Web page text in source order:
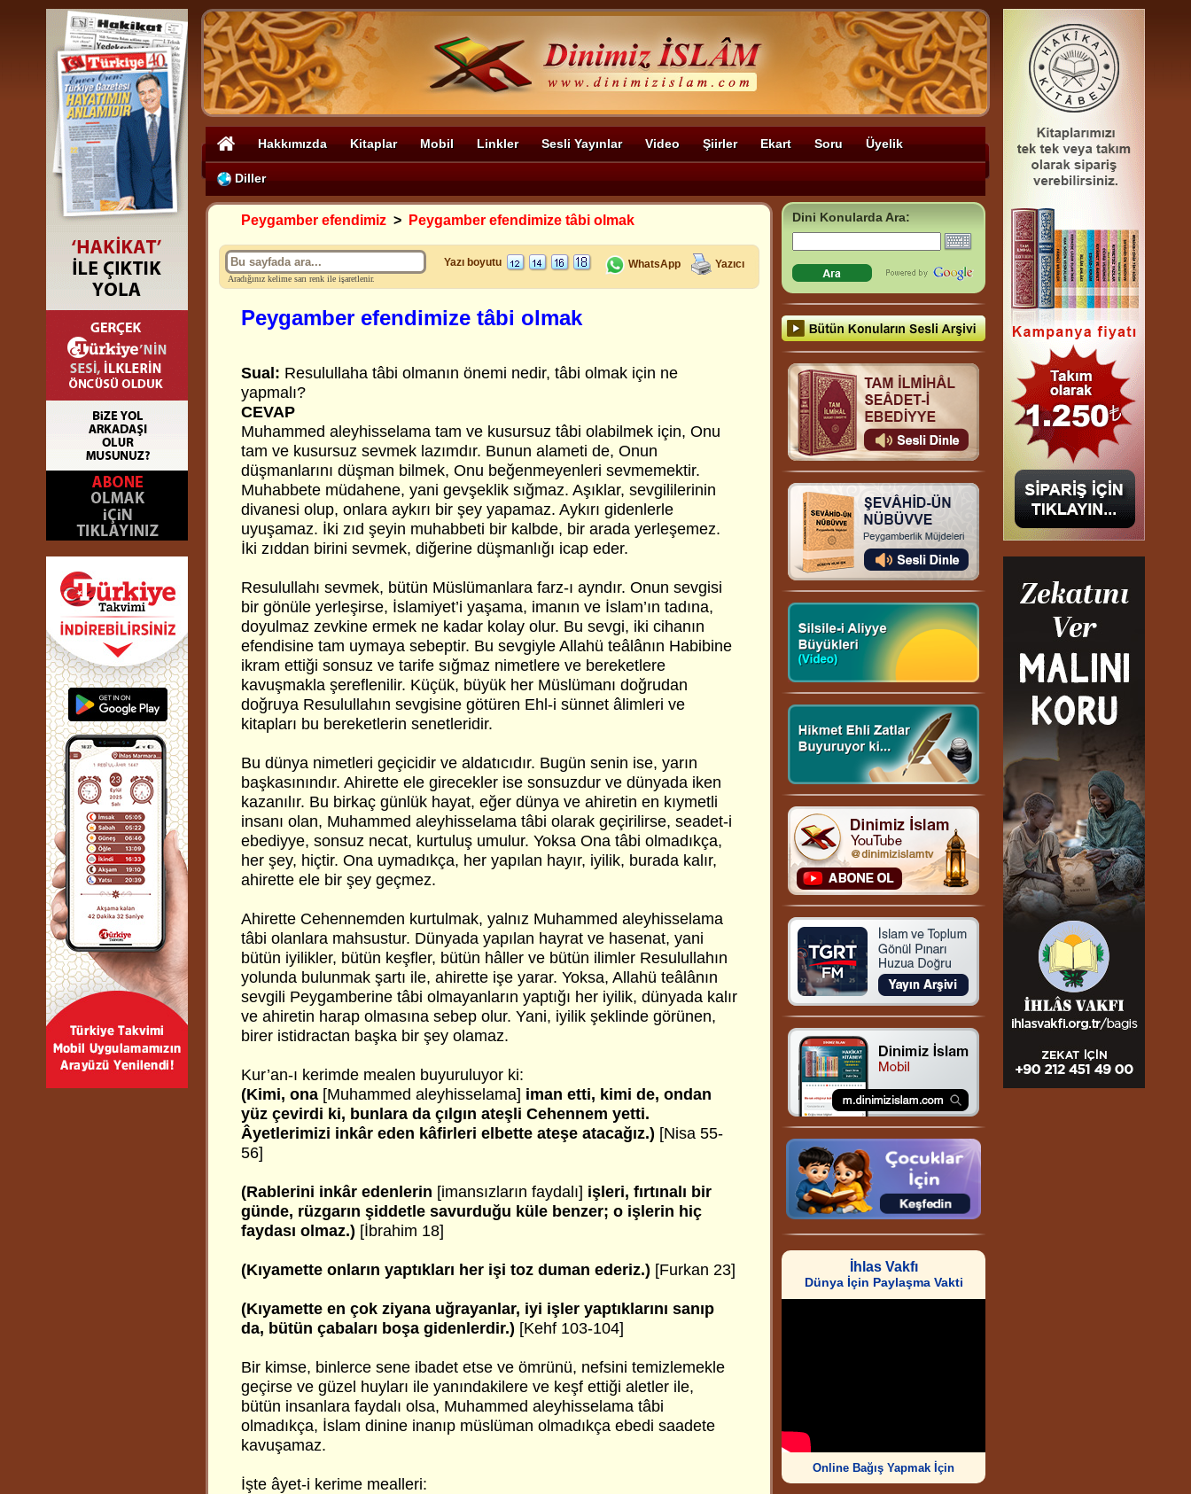
Hakkımızda Kitaplar Mobil Linkler Sesli Yayınlar Video Şiirler Ekart Soru Üyelik
Diller
Peygamber efendimiz > Peygamber efendimize tâbi olmak
Aradığınız kelime sarı renk ile işaretlenir.
Yazı boyutu WhatsApp Yazıcı
Peygamber efendimize tâbi olmak
Sual: Resulullaha tâbi olmanın önemi nedir, tâbi olmak için ne
yapmalı?
CEVAP
Muhammed aleyhisselama tam ve kusursuz tâbi olabilmek için, Onu
tam ve kusursuz sevmek lazımdır. Bunun alameti de, Onun
düşmanlarını düşman bilmek, Onu beğenmeyenleri sevmemektir.
Muhabbete müdahene, yani gevşeklik sığmaz. Aşıklar, sevgililerinin
divanesi olup, onlara aykırı bir şey yapamaz. Aykırı gidenlerle
uyuşamaz. İki zıd şeyin muhabbeti bir kalbde, bir arada yerleşemez.
İki zıddan birini sevmek, diğerine düşmanlığı icap eder.
Resulullahı sevmek, bütün Müslümanlara farz-ı ayndır. Onun sevgisi
bir gönüle yerleşirse, İslamiyet’i yaşama, imanın ve İslam’ın tadına,
doyulmaz zevkine ermek ne kadar kolay olur. Bu sevgi, iki cihanın
efendisine tam uymaya sebeptir. Bu sevgiyle Allahü teâlânın Habibine
ikram ettiği sonsuz ve tarife sığmaz nimetlere ve bereketlere
kavuşmakla şereflenilir. Küçük, büyük her Müslümanı doğrudan
doğruya Resulullahın sevgisine götüren Ehl-i sünnet âlimleri ve
kitapları bu bereketlerin senetleridir.
Bu dünya nimetleri geçicidir ve aldatıcıdır. Bugün senin ise, yarın
başkasınındır. Ahirette ele girecekler ise sonsuzdur ve dünyada iken
kazanılır. Bu birkaç günlük hayat, eğer dünya ve ahiretin en kıymetli
insanı olan, Muhammed aleyhisselama tâbi olarak geçirilirse, seadet-i
ebediyye, sonsuz necat, kurtuluş umulur. Yoksa Ona tâbi olmadıkça,
her şey, hiçtir. Ona uymadıkça, her yapılan hayır, iyilik, burada kalır,
ahirette ele bir şey geçmez.
Ahirette Cehennemden kurtulmak, yalnız Muhammed aleyhisselama
tâbi olanlara mahsustur. Dünyada yapılan hayrat ve hasenat, yani
bütün iyilikler, bütün keşfler, bütün hâller ve bütün ilimler Resulullahın
yolunda bulunmak şartı ile, ahirette işe yarar. Yoksa, Allahü teâlânın
sevgili Peygamberine tâbi olmayanların yaptığı her iyilik, dünyada kalır
ve ahiretin harap olmasına sebep olur. Yani, iyilik şeklinde görünen,
birer istidractan başka bir şey olamaz.
Kur’an-ı kerimde mealen buyuruluyor ki:
(Kimi, ona [Muhammed aleyhisselama] iman etti, kimi de, ondan
yüz çevirdi ki, bunlara da çılgın ateşli Cehennem yetti.
Âyetlerimizi inkâr eden kâfirleri elbette ateşe atacağız.) [Nisa 55-
56]
(Rablerini inkâr edenlerin [imansızların faydalı] işleri, fırtınalı bir
günde, rüzgarın şiddetle savurduğu küle benzer; o işlerin hiç
faydası olmaz.) [İbrahim 18]
(Kıyamette onların yaptıkları her işi toz duman ederiz.) [Furkan 23]
(Kıyamette en çok ziyana uğrayanlar, iyi işler yaptıklarını sanıp
da, bütün çabaları boşa gidenlerdir.) [Kehf 103-104]
Bir kimse, binlerce sene ibadet etse ve ömrünü, nefsini temizlemekle
geçirse ve güzel huyları ile yanındakilere ve keşf ettiği aletler ile,
bütün insanlara faydalı olsa, Muhammed aleyhisselama tâbi
olmadıkça, İslam dinine inanıp müslüman olmadıkça ebedi saadete
kavuşamaz.
İşte âyet-i kerime mealleri:
Dini Konularda Ara:
İhlas Vakfı
Dünya İçin Paylaşma Vakti
Online Bağış Yapmak İçin